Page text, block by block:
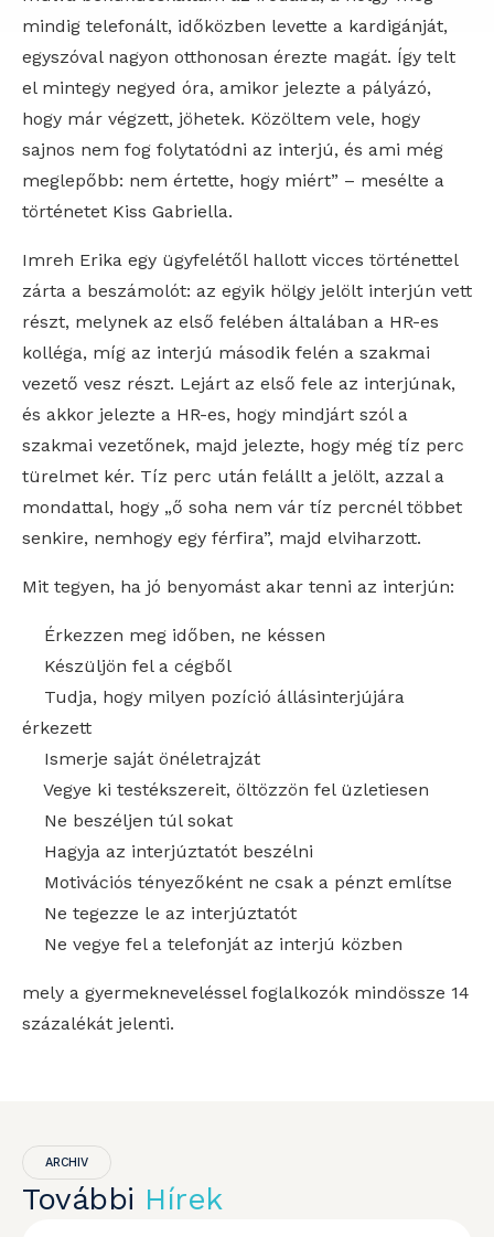
mindig telefonált, időközben levette a kardigánját,
egyszóval nagyon otthonosan érezte magát. Így telt
el mintegy negyed óra, amikor jelezte a pályázó,
hogy már végzett, jöhetek. Közöltem vele, hogy
sajnos nem fog folytatódni az interjú, és ami még
meglepőbb: nem értette, hogy miért” – mesélte a
történetet Kiss Gabriella.
Imreh Erika egy ügyfelétől hallott vicces történettel
zárta a beszámolót: az egyik hölgy jelölt interjún vett
részt, melynek az első felében általában a HR-es
kolléga, míg az interjú második felén a szakmai
vezető vesz részt. Lejárt az első fele az interjúnak,
és akkor jelezte a HR-es, hogy mindjárt szól a
szakmai vezetőnek, majd jelezte, hogy még tíz perc
türelmet kér. Tíz perc után felállt a jelölt, azzal a
mondattal, hogy „ő soha nem vár tíz percnél többet
senkire, nemhogy egy férfira”, majd elviharzott.
Mit tegyen, ha jó benyomást akar tenni az interjún:
Érkezzen meg időben, ne késsen
Készüljön fel a cégből
Tudja, hogy milyen pozíció állásinterjújára
érkezett
Ismerje saját önéletrajzát
Vegye ki testékszereit, öltözzön fel üzletiesen
Ne beszéljen túl sokat
Hagyja az interjúztatót beszélni
Motivációs tényezőként ne csak a pénzt említse
Ne tegezze le az interjúztatót
Ne vegye fel a telefonját az interjú közben
mely a gyermekneveléssel foglalkozók mindössze 14
százalékát jelenti.
ARCHIV
További Hírek